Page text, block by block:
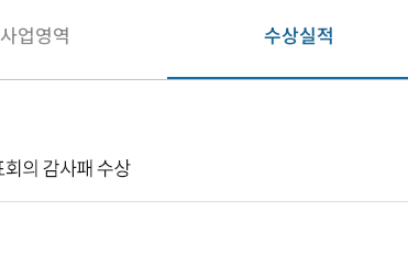
사업영역 수상실적